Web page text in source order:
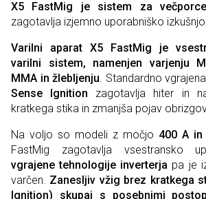
X5 FastMig je sistem
za
zagotavlja izjemno uporabniško
Varilni aparat X5 FastMig je
varilni sistem, namenjen varjenju
MMA in žlebljenju. Standardno
Sense Ignition zagotavlja hiter in
kratkega stika in zmanjša pojav
Na voljo so modeli z močjo 400 A in
FastMig zagotavlja vsestransko
vgrajene tehnologije inverterja pa je
varčen. Zanesljiv vžig brez kratkega
Ignition) skupaj s posebnimi